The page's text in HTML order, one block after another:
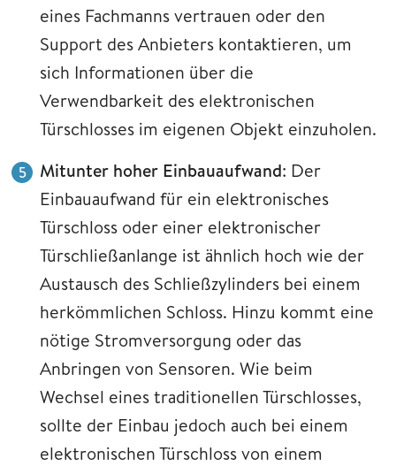
eines Fachmanns vertrauen oder den
Support des Anbieters kontaktieren, um
sich Informationen über die
Verwendbarkeit des elektronischen
Türschlosses im eigenen Objekt einzuholen.
Mitunter hoher Einbauaufwand: Der
Einbauaufwand für ein elektronisches
Türschloss oder einer elektronischer
Türschließanlange ist ähnlich hoch wie der
Austausch des Schließzylinders bei einem
herkömmlichen Schloss. Hinzu kommt eine
nötige Stromversorgung oder das
Anbringen von Sensoren. Wie beim
Wechsel eines traditionellen Türschlosses,
sollte der Einbau jedoch auch bei einem
elektronischen Türschloss von einem